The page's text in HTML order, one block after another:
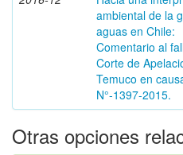
ambiental de la
aguas en Chile:
Comentario al
Corte de
Temuco en
N°-1397-2015.
Otras opciones